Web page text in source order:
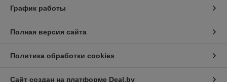
График работы
Полная версия сайта
Политика обработки cookies
Сайт создан на платформе Deal.by